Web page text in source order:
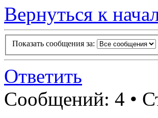
Вернуться к
Показать сообщения за:
Ответить
Сообщений: 4 •